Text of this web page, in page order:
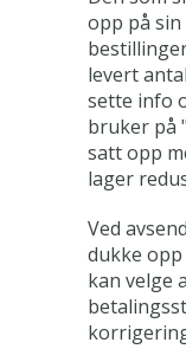
opp på
levert
sette info
bruker på
satt opp
lager
Ved
dukke
kan velge